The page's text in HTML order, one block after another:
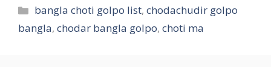
Categories
bangla choti golpo list,chodachudir golpo
bangla, chodar bangla golpo, choti ma